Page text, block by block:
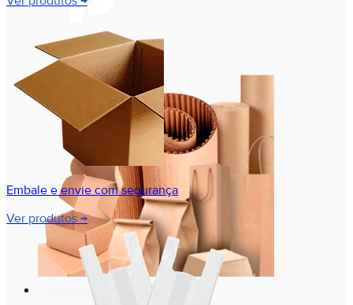
PAPELARIA E PRESENTES
Embale e envie com segurança
Ver produtos →